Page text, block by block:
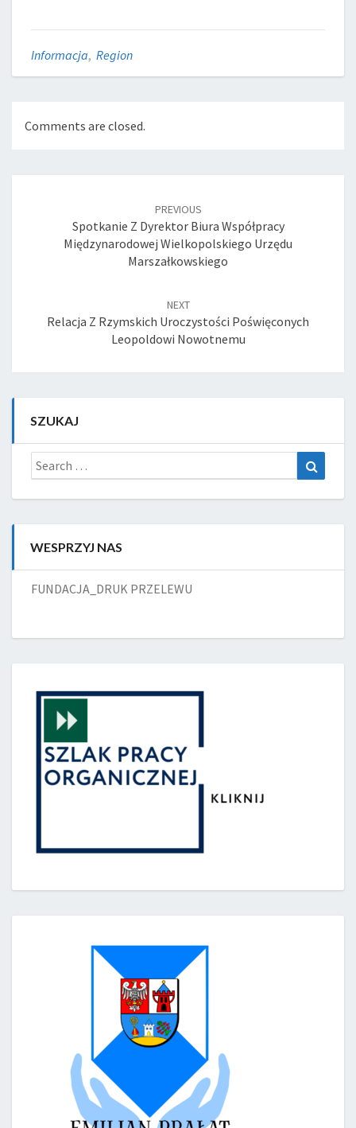
Informacja, Region
Comments are closed.
PREVIOUS
Spotkanie Z Dyrektor Biura Współpracy
Międzynarodowej Wielkopolskiego Urzędu
Marszałkowskiego
NEXT
Relacja Z Rzymskich Uroczystości Poświęconych
Leopoldowi Nowotnemu
SZUKAJ
Search
for:
WESPRZYJ NAS
FUNDACJA_DRUK PRZELEWU